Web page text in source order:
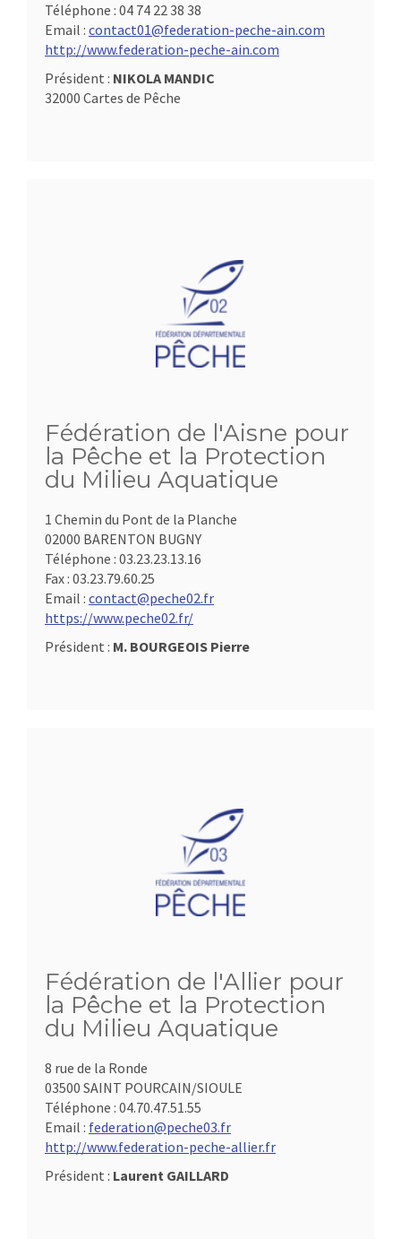
Téléphone : 04 74 22 38 38
Email : contact01@federation-peche-ain.com
http://www.federation-peche-ain.com
Président : NIKOLA MANDIC
32000 Cartes de Pêche
Fédération de l'Aisne pour
la Pêche et la Protection
du Milieu Aquatique
1 Chemin du Pont de la Planche
02000 BARENTON BUGNY
Téléphone : 03.23.23.13.16
Fax : 03.23.79.60.25
Email : contact@peche02.fr
https://www.peche02.fr/
Président : M. BOURGEOIS Pierre
Fédération de l'Allier pour
la Pêche et la Protection
du Milieu Aquatique
8 rue de la Ronde
03500 SAINT POURCAIN/SIOULE
Téléphone : 04.70.47.51.55
Email : federation@peche03.fr
http://www.federation-peche-allier.fr
Président : Laurent GAILLARD